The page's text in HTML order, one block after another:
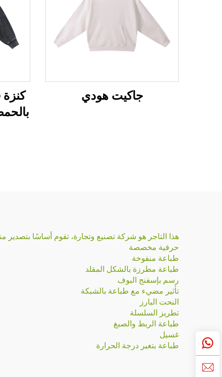
جاكيت هودي
كنزة
بالحمض
هذا التاجر هو شركة تصنيع وتجارة، تقوم أساسًا بتصدير منتجاتها
حرفية مخصصة
طباعة منفوخة
طباعة مطرزة بالشكل المقلد
رسم بإسفنج البوف
تأثير مضيء مع طباعة بالشبكة
النحت البارز
تطريز السلسلة
طباعة الربط والصبغ
غسيل
طباعة بتغير درجة الحرارة